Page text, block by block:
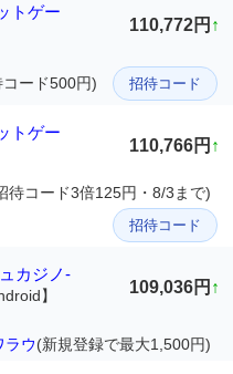
トゲー
110,772円 ↑
コード500円) 招待コード
トゲー
110,766円 ↑
待コード3倍125円・8/3まで)
招待コード
カジノ-
】 109,036円 ↑
ラウ(新規登録で最大1,500円)